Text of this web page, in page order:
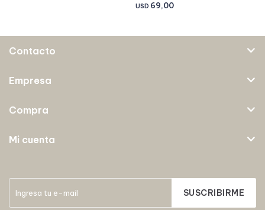
USD 69,00
SUSCRIBIRME
Contacto
Empresa
Compra
Mi cuenta